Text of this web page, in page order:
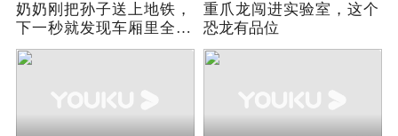
奶奶刚把孙子送上地铁，
下一秒就发现车厢里全都
是丧尸
重爪龙闯进实验室，这个
恐龙有品位